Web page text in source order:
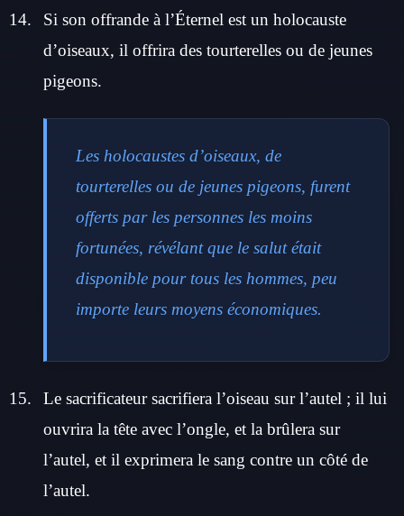
Si son offrande à l’Éternel est un holocauste
d’oiseaux, il offrira des tourterelles ou de jeunes
pigeons.
Les holocaustes d’oiseaux, de
tourterelles ou de jeunes pigeons, furent
offerts par les personnes les moins
fortunées, révélant que le salut était
disponible pour tous les hommes, peu
importe leurs moyens économiques.
Le sacrificateur sacrifiera l’oiseau sur l’autel ; il lui
ouvrira la tête avec l’ongle, et la brûlera sur
l’autel, et il exprimera le sang contre un côté de
l’autel.